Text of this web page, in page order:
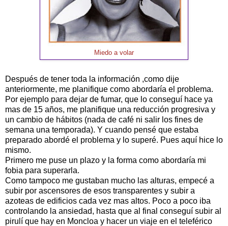
Miedo a volar
Después de tener toda la información ,como dije
anteriormente, me planifique como abordaría el problema.
Por ejemplo para dejar de fumar, que lo conseguí hace ya
mas de 15 años, me planifique una reducción progresiva y
un cambio de hábitos (nada de café ni salir los fines de
semana una temporada). Y cuando pensé que estaba
preparado abordé el problema y lo superé. Pues aquí hice lo
mismo.
Primero me puse un plazo y la forma como abordaría mi
fobia para superarla.
Como tampoco me gustaban mucho las alturas, empecé a
subir por ascensores de esos transparentes y subir a
azoteas de edificios cada vez mas altos. Poco a poco iba
controlando la ansiedad, hasta que al final conseguí subir al
pirulí que hay en Moncloa y hacer un viaje en el teleférico